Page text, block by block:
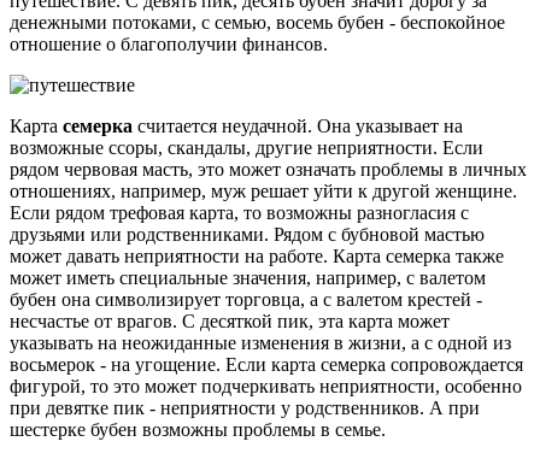
денежными потоками, с семью, восемь бубен - беспокойное
отношение о благополучии финансов.
Карта семерка считается неудачной. Она указывает на
возможные ссоры, скандалы, другие неприятности. Если
рядом червовая масть, это может означать проблемы в личных
отношениях, например, муж решает уйти к другой женщине.
Если рядом трефовая карта, то возможны разногласия с
друзьями или родственниками. Рядом с бубновой мастью
может давать неприятности на работе. Карта семерка также
может иметь специальные значения, например, с валетом
бубен она символизирует торговца, а с валетом крестей -
несчастье от врагов. С десяткой пик, эта карта может
указывать на неожиданные изменения в жизни, а с одной из
восьмерок - на угощение. Если карта семерка сопровождается
фигурой, то это может подчеркивать неприятности, особенно
при девятке пик - неприятности у родственников. А при
шестерке бубен возможны проблемы в семье.